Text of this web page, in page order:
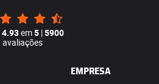
4.93em5 |5900
avaliações
EMPRESA